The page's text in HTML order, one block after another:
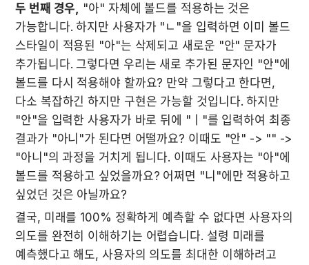
두 번째 경우,
"아" 자체에 볼드를 적용하는 것은
가능합니다. 하지만 사용자가 "ㄴ"을 입력하면 이미 볼드
스타일이 적용된 "아"는 삭제되고 새로운 "안" 문자가
추가됩니다. 그렇다면 우리는 새로 추가된 문자인 "안"에
볼드를 다시 적용해야 할까요? 만약 그렇다고 한다면,
다소 복잡하긴 하지만 구현은 가능할 것입니다. 하지만
"안"을 입력한 사용자가 바로 뒤에 "ㅣ"를 입력하여 최종
결과가 "아니"가 된다면 어떨까요? 이때도 "안" -> "" ->
"아니"의 과정을 거치게 됩니다. 이때도 사용자는 "아"에
볼드를 적용하고 싶었을까요? 어쩌면 "니"에만 적용하고
싶었던 것은 아닐까요?
결국, 미래를 100% 정확하게 예측할 수 없다면 사용자의
의도를 완전히 이해하기는 어렵습니다. 설령 미래를
예측했다고 해도, 사용자의 의도를 최대한 이해하려고